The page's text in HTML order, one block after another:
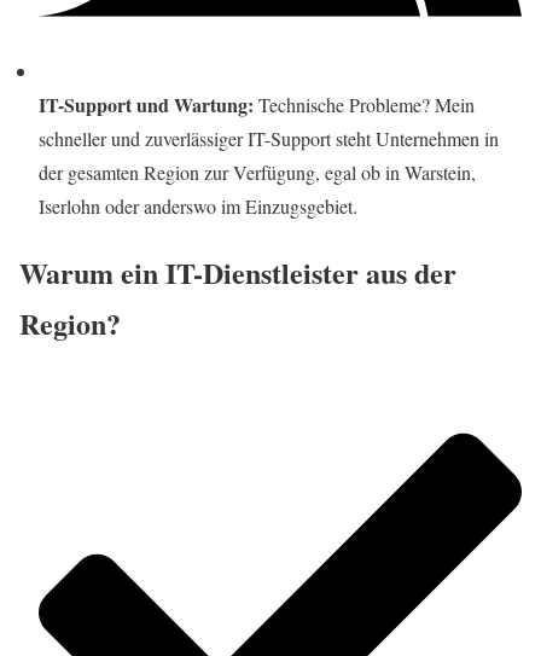
IT-Support und Wartung: Technische Probleme? Mein
schneller und zuverlässiger IT-Support steht Unternehmen in
der gesamten Region zur Verfügung, egal ob in Warstein,
Iserlohn oder anderswo im Einzugsgebiet.
Warum ein IT-Dienstleister aus der
Region?